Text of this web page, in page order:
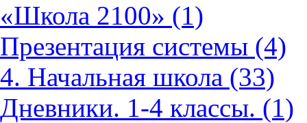
«Школа 2100» (1)
Презентация системы (4)
4. Начальная школа (33)
Дневники. 1-4 классы. (1)